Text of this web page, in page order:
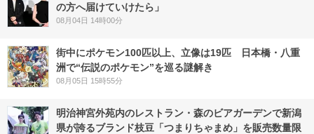
の方へ届けていけたら」
08月04日 14時00分
街中にポケモン100匹以上、立像は19匹 日本橋・八重
洲で“伝説のポケモン”を巡る謎解き
08月05日 15時55分
明治神宮外苑内のレストラン・森のビアガーデンで新潟
県が誇るブランド枝豆「つまりちゃまめ」を販売数量限